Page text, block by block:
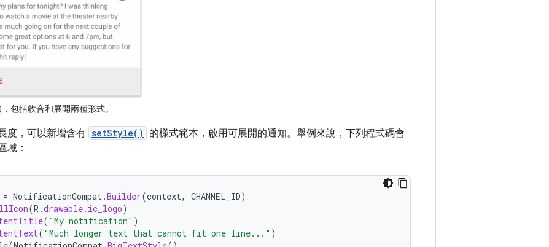
包括收合和展開兩種形式。
度，可以新增含有 setStyle()
的樣式範本，啟用可展開的通知。舉例來說，下列程式碼會
域：
= NotificationCompat.Builder(context, CHANNEL_ID)
(R .drawable. ic_logo)
( "My notification" )
( "Much longer text that cannot fit one line..." )